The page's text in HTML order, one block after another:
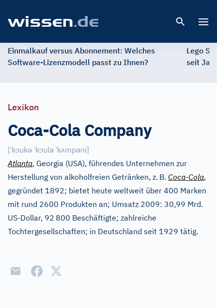
Einmalkauf versus Abonnement: Welches
Software-Lizenzmodell passt zu Ihnen?
Lego
seit
Lexikon
Coca-Cola Company
[ˈkɔukə ˈkɔulə ˈkʌmpəni]
Atlanta, Georgia (USA), führendes Unternehmen zur
Herstellung von alkoholfreien Getränken, z. B. Coca-Cola,
gegründet 1892; bietet heute weltweit über 400 Marken
mit rund 2600 Produkten an; Umsatz 2009: 30,99 Mrd.
US-Dollar, 92 800 Beschäftigte; zahlreiche
Tochtergesellschaften; in Deutschland seit 1929 tätig.